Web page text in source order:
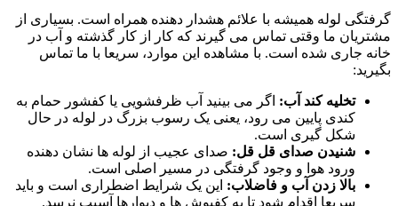
گرفتگی لوله همیشه با علائم هشدار دهنده همراه است. بسیاری از
مشتریان ما وقتی تماس می گیرند که کار از کار گذشته و آب در
خانه جاری شده است. با مشاهده این موارد، سریعا با ما تماس
بگیرید:
تخلیه کند آب: اگر می بینید آب ظرفشویی یا کفشور حمام به
کندی پایین می رود، یعنی یک رسوب بزرگ در لوله در حال
شکل گیری است.
شنیدن صدای قل قل: صدای عجیب از لوله ها نشان دهنده
ورود هوا و وجود گرفتگی در مسیر اصلی است.
بالا زدن آب و فاضلاب: این یک شرایط اضطراری است و باید
سریعا اقدام شود تا به کفپوش ها و دیوارها آسیب نرسد.